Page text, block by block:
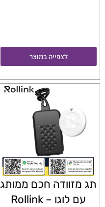
לצפייה במוצר
תג מזוודה חכם ממותג
עם לוגו – Rollink